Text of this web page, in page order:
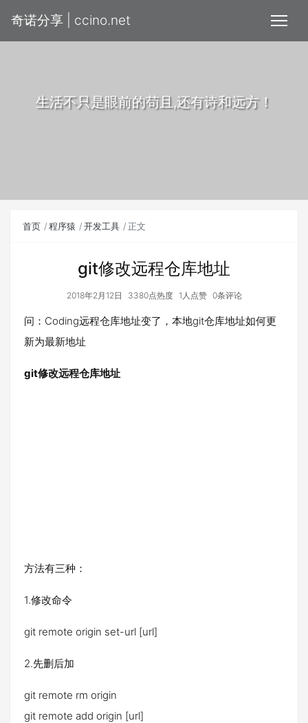
奇诺分享 | ccino.net
生活不只是眼前的苟且,还有诗和远方！
首页 程序猿 开发工具 正文
git修改远程仓库地址
2018年2月12日 3380点热度 1人点赞 0条评论
问：Coding远程仓库地址变了，本地git仓库地址如何更
新为最新地址
git修改远程仓库地址
方法有三种：
1.修改命令
git remote origin set-url [url]
2.先删后加
git remote rm origin
git remote add origin [url]